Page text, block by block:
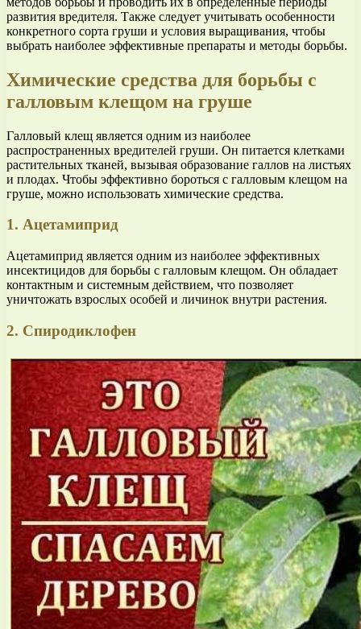
развития вредителя. Также следует учитывать особенности
конкретного сорта груши и условия выращивания, чтобы
выбрать наиболее эффективные препараты и методы борьбы.
Химические средства для борьбы с
галловым клещом на груше
Галловый клещ является одним из наиболее
распространенных вредителей груши. Он питается клетками
растительных тканей, вызывая образование галлов на листьях
и плодах. Чтобы эффективно бороться с галловым клещом на
груше, можно использовать химические средства.
1. Ацетамиприд
Ацетамиприд является одним из наиболее эффективных
инсектицидов для борьбы с галловым клещом. Он обладает
контактным и системным действием, что позволяет
уничтожать взрослых особей и личинок внутри растения.
2. Спиродиклофен